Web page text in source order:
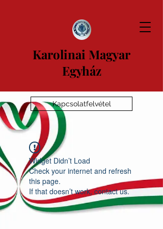
Karolinai Magyar
Egyház
Kapcsolatfelvétel
Widget Didn’t Load
Check your internet and refresh
this page.
If that doesn’t work, contact us.